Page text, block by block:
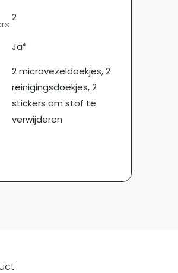
2
Ja*
2 microvezeldoekjes, 2
reinigingsdoekjes, 2
stickers om stof te
verwijderen